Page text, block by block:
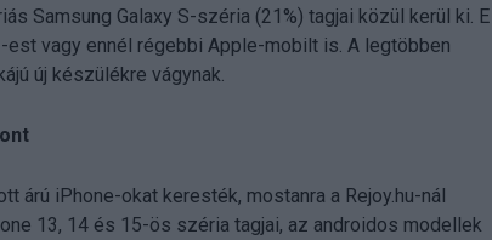
Samsung Galaxy S-széria (21%) tagjai közül kerül ki. E
vagy ennél régebbi Apple-mobilt is. A legtöbben
új készülékre vágynak.
árú iPhone-okat keresték, mostanra a Rejoy.hu-nál
13, 14 és 15-ös széria tagjai, az androidos modellek